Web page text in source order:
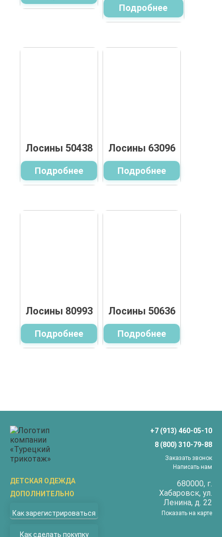
Подробнее
Лосины 50438
Подробнее
Лосины 63096
Подробнее
Лосины 80993
Подробнее
Лосины 50636
Подробнее
+7 (913) 460-05-10
8 (800) 310-79-88
Заказать звонок
Написать нам
680000, г.
Хабаровск, ул.
Ленина, д. 22
Показать на карте
ДЕТСКАЯ ОДЕЖДА
Бриджи
Верхняя одежда
ДОПОЛНИТЕЛЬНО
Доставка
Как зарегистрироваться
Как сделать покупку